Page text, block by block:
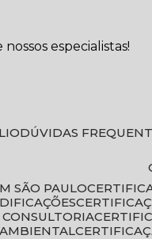
especialistas!
DÚVIDAS
SÃO PAULO
CONSULTORIA
AMBIENTAL